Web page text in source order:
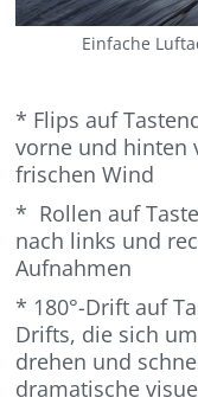
Einfache
* Flips auf
vorne und hinten
frischen Wind
* Rollen auf
nach links und
Aufnahmen
* 180°-Drift auf
Drifts, die sich
drehen und
dramatische